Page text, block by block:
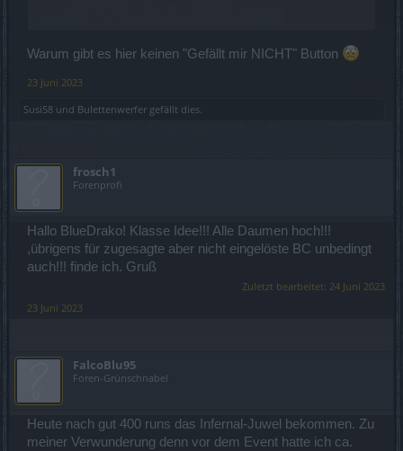
Warum gibt es hier keinen "Gefällt mir NICHT" Button
23 Juni 2023
Susi58 und Bulettenwerfer gefällt dies.
frosch1
Forenprofi
Hallo BlueDrako! Klasse Idee!!! Alle Daumen hoch!!!
,übrigens für zugesagte aber nicht eingelöste BC unbedingt
auch!!! finde ich. Gruß
Zuletzt bearbeitet: 24 Juni 2023
23 Juni 2023
FalcoBlu95
Foren-Grünschnabel
Heute nach gut 400 runs das Infernal-Juwel bekommen. Zu
meiner Verwunderung denn vor dem Event hatte ich ca.